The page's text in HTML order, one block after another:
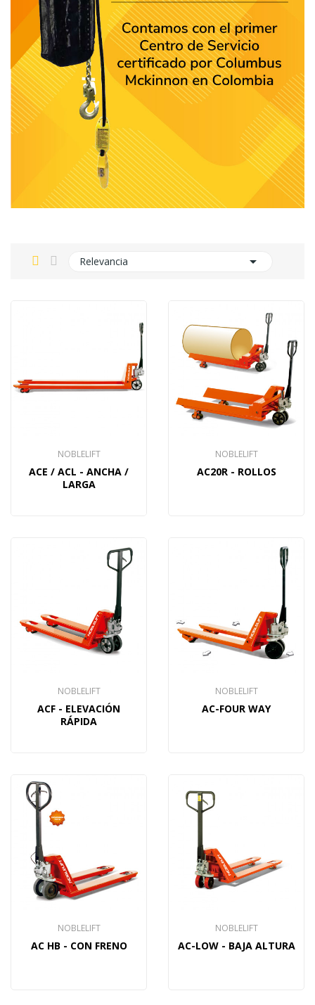
Relevancia 
NOBLELIFT
ACE / ACL - ANCHA /
LARGA
NOBLELIFT
AC20R - ROLLOS
NOBLELIFT
ACF - ELEVACIÓN
RÁPIDA
NOBLELIFT
AC-FOUR WAY
NOBLELIFT
AC HB - CON FRENO
NOBLELIFT
AC-LOW - BAJA ALTURA